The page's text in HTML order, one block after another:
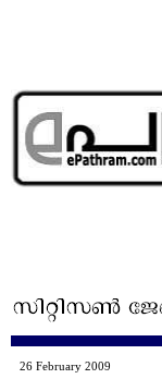
26 February 2009